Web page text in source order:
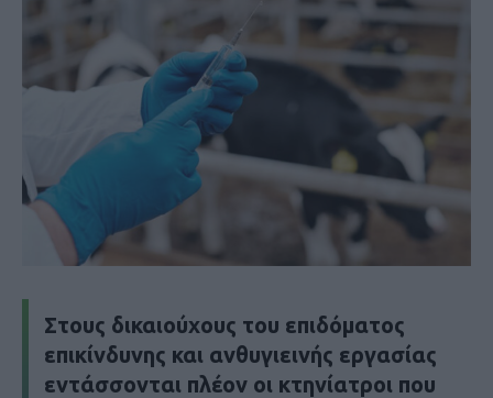
Στους δικαιούχους του επιδόματος
επικίνδυνης και ανθυγιεινής εργασίας
εντάσσονται πλέον οι κτηνίατροι που